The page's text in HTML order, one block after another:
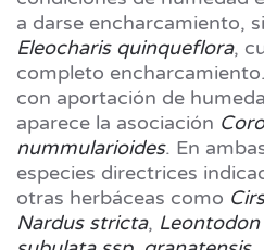
a darse encharcamiento,
Eleocharis quinqueflora,
completo
con aportación de
aparece la asociación
nummularioides. En
especies directrices
otras herbáceas como
Nardus stricta,